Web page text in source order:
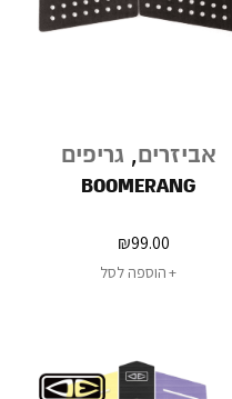
אביזרים, גריפים
BOOMERANG
₪99.00
הוספה לסל